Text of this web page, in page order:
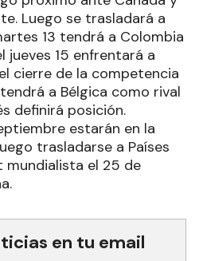
próximo ante Canadá y
Luego se trasladará a
13 tendrá a Colombia
jueves 15 enfrentará a
cierre de la competencia
a Bélgica como rival
definirá posición.
estarán en la
trasladarse a Países
el 25 de
en tu email